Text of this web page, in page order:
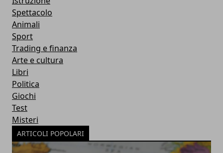
Spettacolo
Animali
Sport
Trading e finanza
Arte e cultura
Libri
Politica
Giochi
Test
Misteri
ARTICOLI POPOLARI